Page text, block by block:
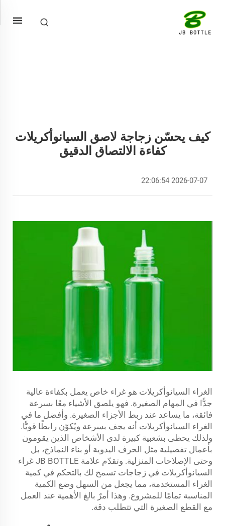
كيف يحسّن زجاجة لاصق السيانوأكريلات
كفاءة الالتصاق الدقيق
2026-07-07 22:06:54
الغراء السيانوأكريلات هو غراء خاص يعمل بكفاءة عالية
جدًّا في المهام الصغيرة. فهو يلصق الأشياء معًا بسرعة
فائقة، ما يساعد عند ربط الأجزاء الصغيرة. وأفضل ما في
الغراء السيانوأكريلات أنه يجف بسرعة ويُكوّن رابطًا قويًّا.
ولذلك يحظى بشعبية كبيرة لدى الأشخاص الذين يقومون
بأعمال تفصيلية مثل الحرف اليدوية أو بناء النماذج، بل
وحتى الإصلاحات المنزلية. وتقدّم علامة JB BOTTLE غراء
السيانوأكريلات في زجاجات تسمح لك بالتحكم في كمية
الغراء المستخدمة، مما يجعل من السهل وضع الكمية
المناسبة تمامًا للمشروع. وهذا أمرٌ بالغ الأهمية عند العمل
مع القطع الصغيرة التي تتطلب دقة.